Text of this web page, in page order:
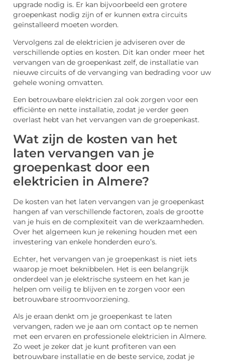
upgrade nodig is. Er kan bijvoorbeeld een grotere
groepenkast nodig zijn of er kunnen extra circuits
geïnstalleerd moeten worden.
Vervolgens zal de elektricien je adviseren over de
verschillende opties en kosten. Dit kan onder meer het
vervangen van de groepenkast zelf, de installatie van
nieuwe circuits of de vervanging van bedrading voor uw
gehele woning omvatten.
Een betrouwbare elektricien zal ook zorgen voor een
efficiënte en nette installatie, zodat je verder geen
overlast hebt van het vervangen van de groepenkast.
Wat zijn de kosten van het
laten vervangen van je
groepenkast door een
elektricien in Almere?
De kosten van het laten vervangen van je groepenkast
hangen af van verschillende factoren, zoals de grootte
van je huis en de complexiteit van de werkzaamheden.
Over het algemeen kun je rekening houden met een
investering van enkele honderden euro’s.
Echter, het vervangen van je groepenkast is niet iets
waarop je moet beknibbelen. Het is een belangrijk
onderdeel van je elektrische systeem en het kan je
helpen om veilig te blijven en te zorgen voor een
betrouwbare stroomvoorziening.
Als je eraan denkt om je groepenkast te laten
vervangen, raden we je aan om contact op te nemen
met een ervaren en professionele elektricien in Almere.
Zo weet je zeker dat je kunt profiteren van een
betrouwbare installatie en de beste service, zodat je